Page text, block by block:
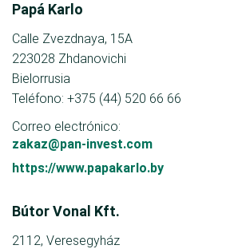
Papá Karlo
Calle Zvezdnaya, 15A
223028 Zhdanovichi
Bielorrusia
Teléfono: +375 (44) 520 66 66
Correo electrónico:
zakaz@pan-invest.com
https://www.papakarlo.by
Bútor Vonal Kft.
2112, Veresegyház